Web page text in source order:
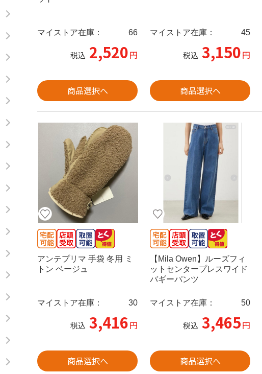
マイストア在庫： 66
税込 2,520円
商品選択へ
マイストア在庫： 45
税込 3,150円
商品選択へ
アンテプリマ 手袋 冬用 ミ
トン ベージュ
マイストア在庫： 30
税込 3,416円
商品選択へ
【Mila Owen】ルーズフィ
ットセンタープレスワイド
バギーパンツ
マイストア在庫： 50
税込 3,465円
商品選択へ